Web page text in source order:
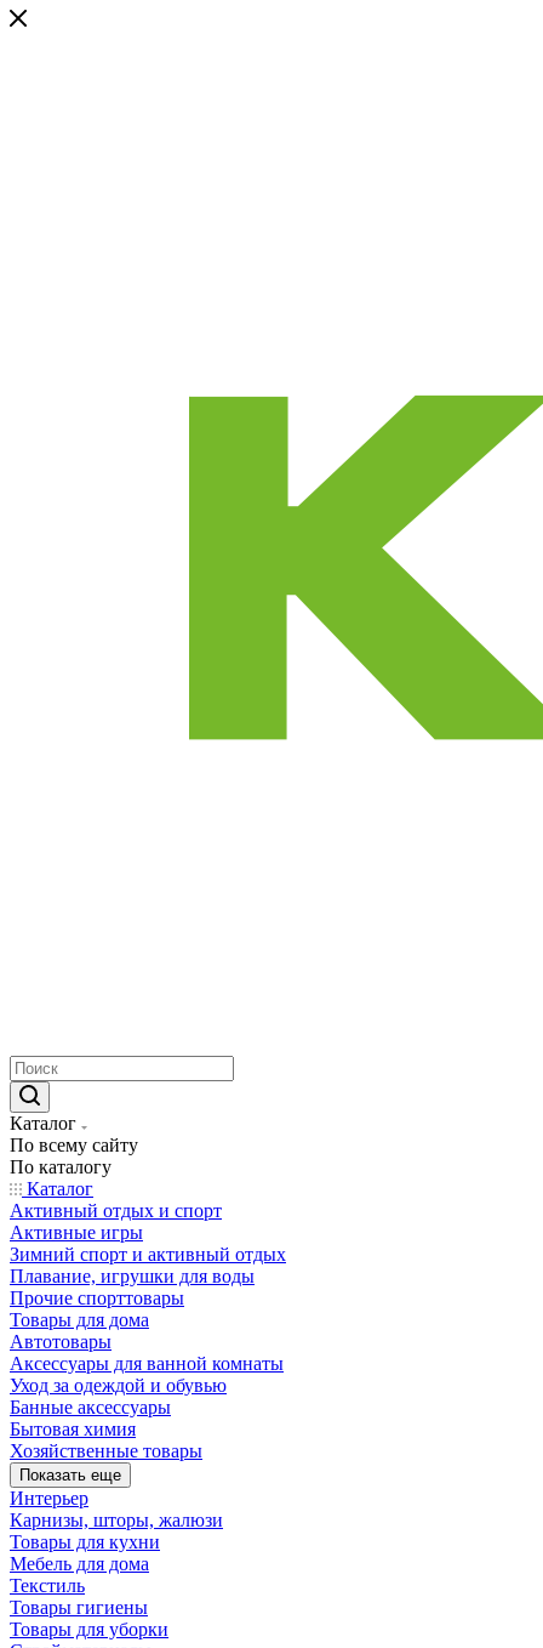
Каталог
По всему сайту
По каталогу
Каталог
Активный отдых и спорт
Активные игры
Зимний спорт и активный отдых
Плавание, игрушки для воды
Прочие спорттовары
Товары для дома
Автотовары
Аксессуары для ванной комнаты
Уход за одеждой и обувью
Банные аксессуары
Бытовая химия
Хозяйственные товары
Показать еще
Интерьер
Карнизы, шторы, жалюзи
Товары для кухни
Мебель для дома
Текстиль
Товары гигиены
Товары для уборки